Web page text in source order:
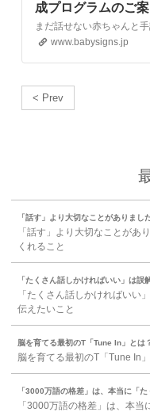
成プログラムのご
www.babysigns.jp
< Prev
「話す」より大切なことがありま
「話す」より大切なことがあ
くれること
「たくさん話しかければいい」は
「たくさん話しかければいい
伝えたいこと
脳を育てる最初のT「Tune In」とは
脳を育てる最初のT「Tune In
「3000万語の格差」は、本当に「
「3000万語の格差」は、本